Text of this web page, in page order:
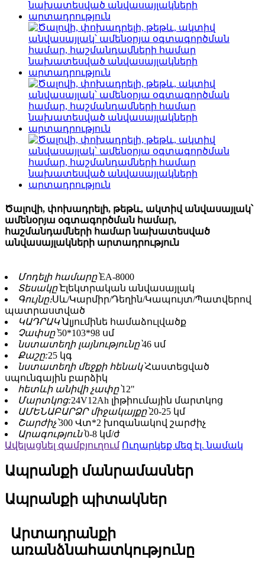
Ծալովի, փոխադրելի, թեթև, ակտիվ անվասայլակ՝
ամենօրյա օգտագործման համար,
հաշմանդամների համար նախատեսված
անվասայլակների արտադրություն
Մոդելի համարը՝EA-8000
Տեսակը՝Էլեկտրական անվասայլակ
Գույնը։Սև/Կարմիր/Դեղին/Կապույտ/Պատվերով
պատրաստված
ԿԱԴՐԱԿ՝Ալյումինե համաձուլվածք
Չափսը՝50*103*98 սմ
նստատեղի լայնությունը՝46 սմ
Քաշը:25 կգ
նստատեղի մեջքի հենակ՝Հաստեցված
սպունգային բարձիկ
հետևի անիվի չափը՝12"
Մարտկոց:24V12Ah լիթիումային մարտկոց
ԱՄԵՆԱԲԱՐՁՐ միջակայքը՝20-25 կմ
Շարժիչ՝300 Վտ*2 խոզանակով շարժիչ
Արագություն՝0-8 կմ/ժ
Ավելացնել զամբյուղում Ուղարկեք մեզ էլ. նամակ
Ապրանքի մանրամասներ
Ապրանքի պիտակներ
Արտադրանքի
առանձնահատկությունը